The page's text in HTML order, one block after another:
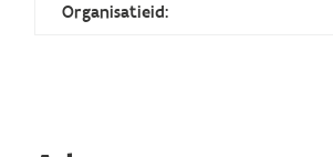
Organisatieid: